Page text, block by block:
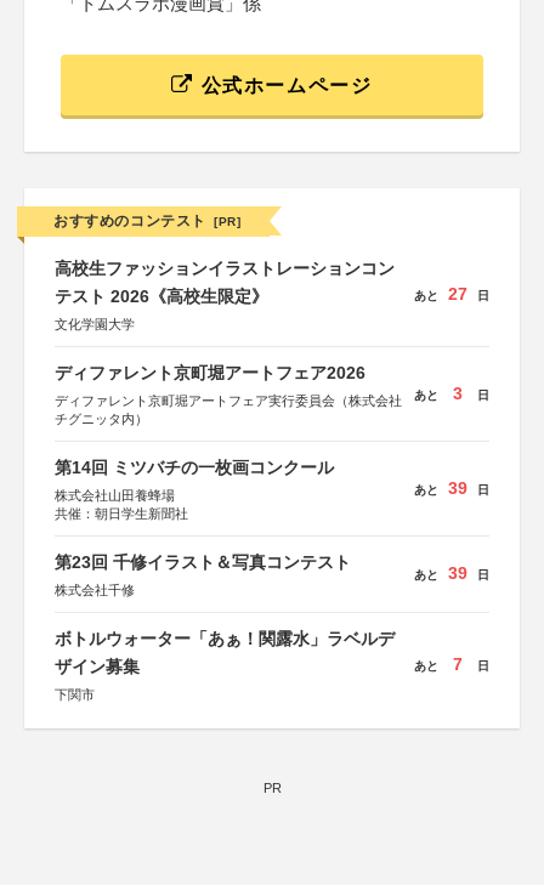
公式ホームページ
おすすめのコンテスト [PR]
高校生ファッションイラストレーションコン
テスト 2026《高校生限定》
文化学園大学
あと 27 日
ディファレント京町堀アートフェア2026
ディファレント京町堀アートフェア実行委員会（株式会社
チグニッタ内）
あと 3 日
第14回 ミツバチの一枚画コンクール
株式会社山田養蜂場
共催：朝日学生新聞社
あと 39 日
第23回 千修イラスト＆写真コンテスト
株式会社千修
あと 39 日
ボトルウォーター「あぁ！関露水」ラベルデ
ザイン募集
下関市
あと 7 日
PR